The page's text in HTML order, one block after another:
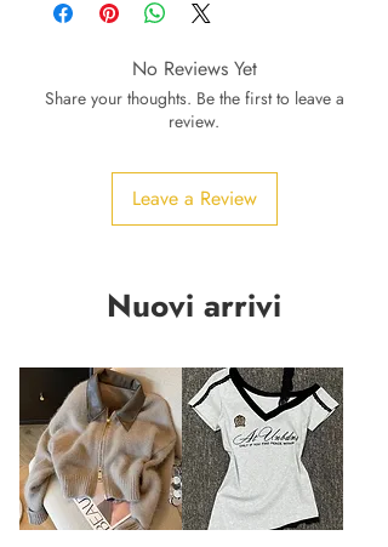
No Reviews Yet
Share your thoughts. Be the first to leave a
review.
Leave a Review
Nuovi arrivi